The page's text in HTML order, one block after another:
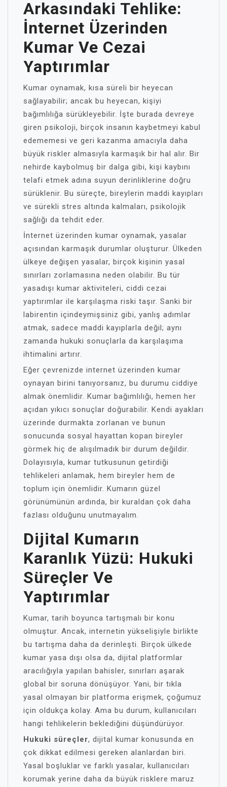
Arkasındaki Tehlike:
İnternet Üzerinden
Kumar Ve Cezai
Yaptırımlar
Kumar oynamak, kısa süreli bir heyecan
sağlayabilir; ancak bu heyecan, kişiyi
bağımlılığa sürükleyebilir. İşte burada devreye
giren psikoloji, birçok insanın kaybetmeyi kabul
edememesi ve geri kazanma amacıyla daha
büyük riskler almasıyla karmaşık bir hal alır. Bir
nehirde kaybolmuş bir dalga gibi, kişi kaybını
telafi etmek adına suyun derinliklerine doğru
sürüklenir. Bu süreçte, bireylerin maddi kayıpları
ve sürekli stres altında kalmaları, psikolojik
sağlığı da tehdit eder.
İnternet üzerinden kumar oynamak, yasalar
açısından karmaşık durumlar oluşturur. Ülkeden
ülkeye değişen yasalar, birçok kişinin yasal
sınırları zorlamasına neden olabilir. Bu tür
yasadışı kumar aktiviteleri, ciddi cezai
yaptırımlar ile karşılaşma riski taşır. Sanki bir
labirentin içindeymişsiniz gibi, yanlış adımlar
atmak, sadece maddi kayıplarla değil; aynı
zamanda hukuki sonuçlarla da karşılaşıma
ihtimalini artırır.
Eğer çevrenizde internet üzerinden kumar
oynayan birini tanıyorsanız, bu durumu ciddiye
almak önemlidir. Kumar bağımlılığı, hemen her
açıdan yıkıcı sonuçlar doğurabilir. Kendi ayakları
üzerinde durmakta zorlanan ve bunun
sonucunda sosyal hayattan kopan bireyler
görmek hiç de alışılmadık bir durum değildir.
Dolayısıyla, kumar tutkusunun getirdiği
tehlikeleri anlamak, hem bireyler hem de
toplum için önemlidir. Kumarın güzel
görünümünün ardında, bir kuraldan çok daha
fazlası olduğunu unutmayalım.
Dijital Kumarın
Karanlık Yüzü: Hukuki
Süreçler Ve
Yaptırımlar
Kumar, tarih boyunca tartışmalı bir konu
olmuştur. Ancak, internetin yükselişiyle birlikte
bu tartışma daha da derinleşti. Birçok ülkede
kumar yasa dışı olsa da, dijital platformlar
aracılığıyla yapılan bahisler, sınırları aşarak
global bir soruna dönüşüyor. Yani, bir tıkla
yasal olmayan bir platforma erişmek, çoğumuz
için oldukça kolay. Ama bu durum, kullanıcıları
hangi tehlikelerin beklediğini düşündürüyor.
Hukuki süreçler, dijital kumar konusunda en
çok dikkat edilmesi gereken alanlardan biri.
Yasal boşluklar ve farklı yasalar, kullanıcıları
korumak yerine daha da büyük risklere maruz